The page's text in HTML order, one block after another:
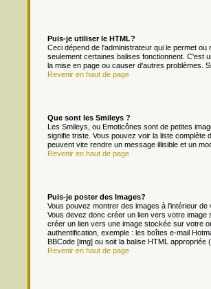
Puis-je utiliser le HTML?
Ceci dépend de l'administrateur qui le permet
seulement certaines balises fonctionnent. C'est
la mise en page ou causer d'autres problèmes.
Revenir en haut de page
Que sont les Smileys ?
Les Smileys, ou Emoticônes sont de petites
signifie triste. Vous pouvez voir la liste
peuvent vite rendre un message illisible et un
Revenir en haut de page
Puis-je poster des Images?
Vous pouvez montrer des images à l'intérieur
Vous devez donc créer un lien vers votre
créer un lien vers une image stockée sur votre
authentification, exemple : les boîtes e-mail
BBCode [img] ou soit la balise HTML appropriée
Revenir en haut de page